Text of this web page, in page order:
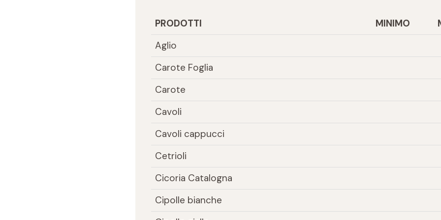
PRODOTTI MINIMO
Aglio
Carote Foglia
Carote
Cavoli
Cavoli cappucci
Cetrioli
Cicoria Catalogna
Cipolle bianche